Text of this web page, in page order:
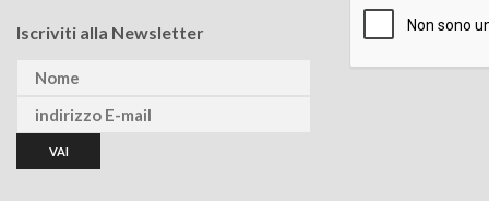
Iscriviti alla Newsletter